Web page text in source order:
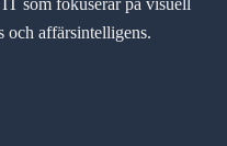
affärsintelligens.